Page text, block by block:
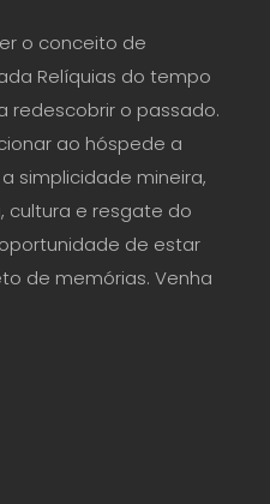
o conceito de
Relíquias do tempo
redescobrir o passado.
ao hóspede a
simplicidade mineira,
cultura e resgate do
de estar
de memórias. Venha